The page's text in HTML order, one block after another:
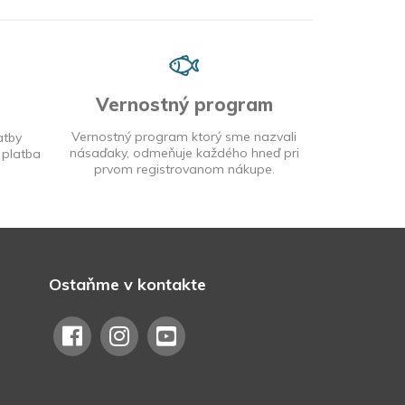
Vernostný program
Vernostný program ktorý sme nazvali
násaďaky, odmeňuje každého hneď pri
prvom registrovanom nákupe.
Ostaňme v kontakte